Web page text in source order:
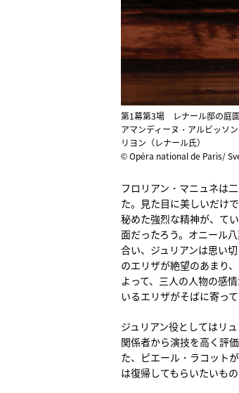
第1幕第3場 レナール邸の庭園
アマンディーヌ・アルビッソ
リヨン（レナール氏）
© Opéra national de Paris/
フロリアン・マニュネは
た。見た目に美しいだけ
秘めた強烈な精神が、て
面だったろう。オニール
合い、ジュリアンは思い
のエリザが絶望のあまり
よって、三人の人物の感
いるエリザがそばに寄っ
ジュリアン役としてはリ
関係者から演技を高く評
た、ピエール・ラコット
は復帰してもらいたいもの